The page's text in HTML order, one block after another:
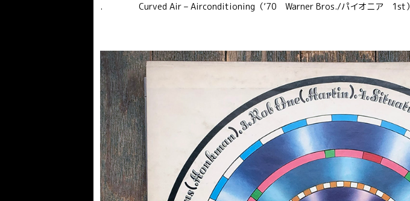
. Curved Air – Airconditioning（’70 Warner Bros./パイオニア 1st）